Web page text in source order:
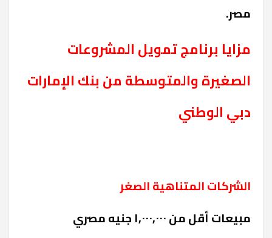
مصر.
مزايا برنامج تمويل المشروعات
الصغيرة والمتوسطة من بنك الإمارات
دبي الوطني
الشركات المتناهية الصغر
مبيعات أقل من ١,٠٠٠,٠٠٠ جنيه مصري